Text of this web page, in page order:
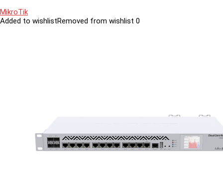
MikroTik
Added to wishlistRemoved from wishlist 0